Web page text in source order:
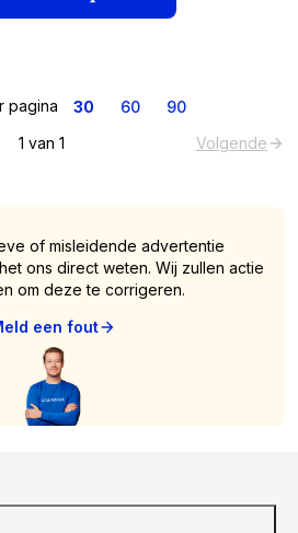
pagina 30 60
90
1 van 1 Volgende
of misleidende advertentie
ons direct weten. Wij zullen actie
om deze te corrigeren.
een fout